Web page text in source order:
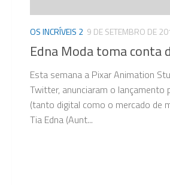
OS INCRÍVEIS 2 9 DE SETEMBRO DE
Edna Moda toma conta
Esta semana a Pixar Animation
Twitter, anunciaram o lançamento
(tanto digital como o mercado de
Tia Edna (Aunt...